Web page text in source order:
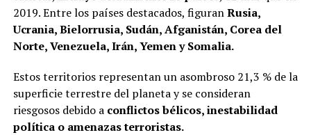
2019. Entre los países destacados, figuranRusia,
Ucrania, Bielorrusia, Sudán, Afganistán, Corea del
Norte, Venezuela, Irán, Yemen y Somalia.
Estos territorios representan un asombroso 21,3 % de la
superficie terrestre del planetay se consideran
riesgosos debido a conflictos bélicos, inestabilidad
política o amenazas terroristas.